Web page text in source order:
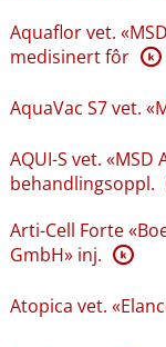
Aquaflor vet.
medisinert fôr K
AquaVac S7 vet.
AQUI-S vet.
behandlingsoppl.
Arti-Cell Forte
GmbH» inj. K
Atopica vet.